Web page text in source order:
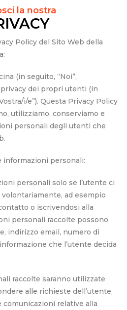
la nostra
Policy del Sito Web della
(in seguito, “Noi”,
dei propri utenti (in
i/e”). Questa Privacy Policy
utilizziamo, conserviamo e
personali degli utenti che
informazioni personali:
personali solo se l’utente ci
ad esempio
o iscrivendosi alla
personali raccolte possono
indirizzo email, numero di
che l’utente decida
raccolte saranno utilizzate
alle richieste dell’utente,
relative alla